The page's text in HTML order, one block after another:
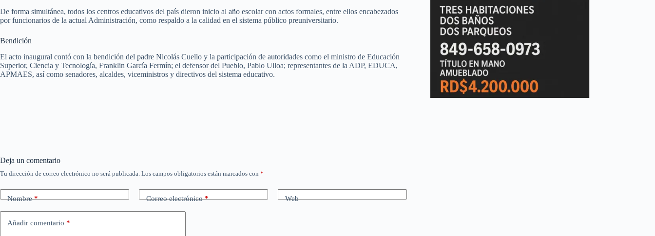
De forma simultánea, todos los centros educativos del país dieron inicio al año escolar con actos formales, entre ellos encabezados
por funcionarios de la actual Administración, como respaldo a la calidad en el sistema público preuniversitario.
Bendición
El acto inaugural contó con la bendición del padre Nicolás Cuello y la participación de autoridades como el ministro de Educación
Superior, Ciencia y Tecnología, Franklin García Fermín; el defensor del Pueblo, Pablo Ulloa; representantes de la ADP, EDUCA,
APMAES, así como senadores, alcaldes, viceministros y directivos del sistema educativo.
Deja un comentario
Tu dirección de correo electrónico no será publicada. Los campos obligatorios están marcados con *
Nombre* Correo electrónico* Web
Añadir comentario *